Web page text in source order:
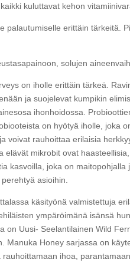
kuluttavat kehon
palautumiselle erittäin tärkeitä.
solujen
on iholle erittäin tärkeä.
ja suojelevat kumpikin
ihonhoidossa.
on hyötyä iholle, joka
voivat rauhoittaa erilaisia
mikrobit ovat
kasvoilla, joka on
asioihin.
käsityönä valmistettuja
ympäröimänä isänsä
Uusi- Seelantilainen Wild
Manuka Honey sarjassa on
ihoa,